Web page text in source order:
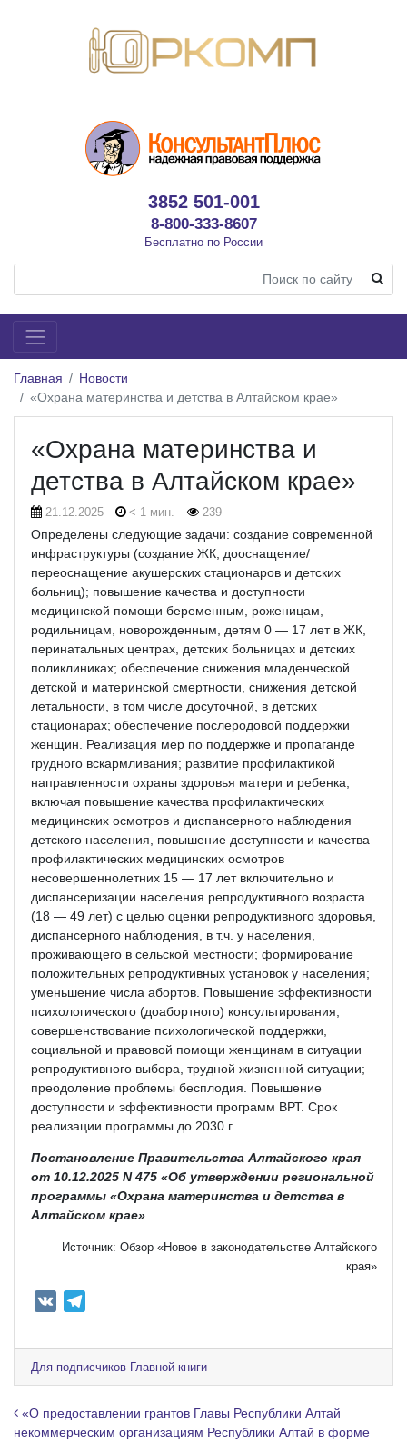
3852 501-001
8-800-333-8607
Бесплатно по России
Главная
Новости
«Охрана материнства и детства в Алтайском крае»
«Охрана материнства и
детства в Алтайском крае»
21.12.2025 < 1 мин. 239
Определены следующие задачи: создание современной
инфраструктуры (создание ЖК, дооснащение/
переоснащение акушерских стационаров и детских
больниц); повышение качества и доступности
медицинской помощи беременным, роженицам,
родильницам, новорожденным, детям 0 — 17 лет в ЖК,
перинатальных центрах, детских больницах и детских
поликлиниках; обеспечение снижения младенческой
детской и материнской смертности, снижения детской
летальности, в том числе досуточной, в детских
стационарах; обеспечение послеродовой поддержки
женщин.
Реализация мер по поддержке и пропаганде
грудного вскармливания; развитие профилактикой
направленности охраны здоровья матери и ребенка,
включая повышение качества профилактических
медицинских осмотров и диспансерного наблюдения
детского населения, повышение доступности и качества
профилактических медицинских осмотров
несовершеннолетних 15 — 17 лет включительно и
диспансеризации населения репродуктивного возраста
(18 — 49 лет) с целью оценки репродуктивного здоровья,
диспансерного наблюдения, в т.ч. у населения,
проживающего в сельской местности; формирование
положительных репродуктивных установок у населения;
уменьшение числа абортов. Повышение эффективности
психологического (доабортного) консультирования,
совершенствование психологической поддержки,
социальной и правовой помощи женщинам в ситуации
репродуктивного выбора, трудной жизненной ситуации;
преодоление проблемы бесплодия. Повышение
доступности и эффективности программ ВРТ. Срок
реализации программы до 2030 г.
Постановление Правительства Алтайского края
от 10.12.2025 N 475 «Об утверждении региональной
программы «Охрана материнства и детства в
Алтайском крае»
Источник: Обзор «Новое в законодательстве Алтайского
края»
e
g
r
a
Для подписчиков Главной книги
Навигация по записям
«О предоставлении грантов Главы Республики Алтай
некоммерческим организациям Республики Алтай в форме